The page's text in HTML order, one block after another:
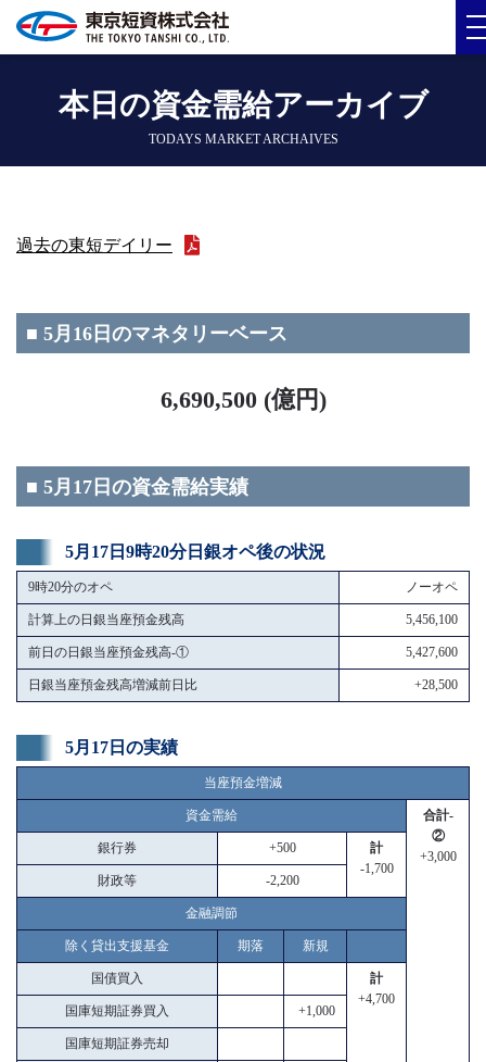
本日の資金需給アーカイブ
TODAYS MARKET ARCHAIVES
過去の東短デイリー
■ 5月16日のマネタリーベース
6,690,500 (億円)
■ 5月17日の資金需給実績
5月17日9時20分日銀オペ後の状況
9時20分のオペ ノーオペ
計算上の日銀当座預金残高 5,456,100
前日の日銀当座預金残高-① 5,427,600
日銀当座預金残高増減前日比 +28,500
5月17日の実績
当座預金増減
資金需給
合計-
②
+3,000
銀行券 +500
計
-1,700
財政等 -2,200
金融調節
除く貸出支援基金 期落 新規
国債買入
計
+4,700
国庫短期証券買入 +1,000
国庫短期証券売却